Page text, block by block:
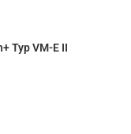
Typ VM-E II